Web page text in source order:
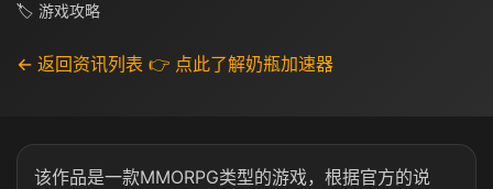
🏷 游戏攻略
← 返回资讯列表 👉 点此了解奶瓶加速器
该作品是一款MMORPG类型的游戏，根据官方的说